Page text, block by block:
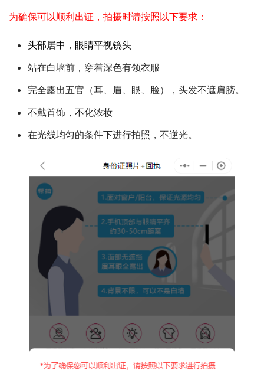
为确保可以顺利出证，拍摄时请按照以下要求：
头部居中，眼睛平视镜头
站在白墙前，穿着深色有领衣服
完全露出五官（耳、眉、眼、脸），头发不遮肩膀。
不戴首饰，不化浓妆
在光线均匀的条件下进行拍照，不逆光。